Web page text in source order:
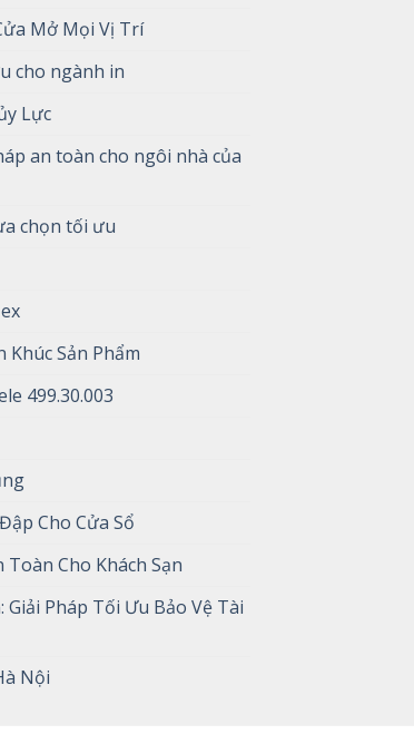
Mở Mọi Vị Trí
cho ngành in
Lực
an toàn cho ngôi nhà của
chọn tối ưu
Khúc Sản Phẩm
499.30.003
Cho Cửa Sổ
Cho Khách Sạn
Giải Pháp Tối Ưu Bảo Vệ Tài
Nội